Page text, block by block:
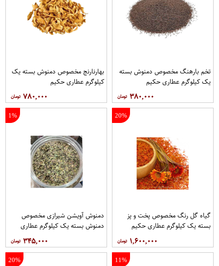
تخم بارهنگ مخصوص دمنوش بسته
یک کیلوگرم عطاری حکیم
۳۸۰,۰۰۰
بهارنارنج مخصوص دمنوش بسته یک
کیلوگرم عطاری حکیم
۷۸۰,۰۰۰
20%
گیاه گل رنگ مخصوص پخت و پز
بسته یک کیلوگرم عطاری حکیم
۱,۶۰۰,۰۰۰
1%
دمنوش آویشن شیرازی مخصوص
دمنوش بسته یک کیلوگرم عطاری
۳۴۵,۰۰۰
11%
20%